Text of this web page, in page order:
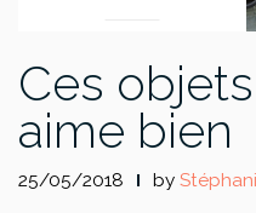
Ces
aime bien
25/05/2018 by